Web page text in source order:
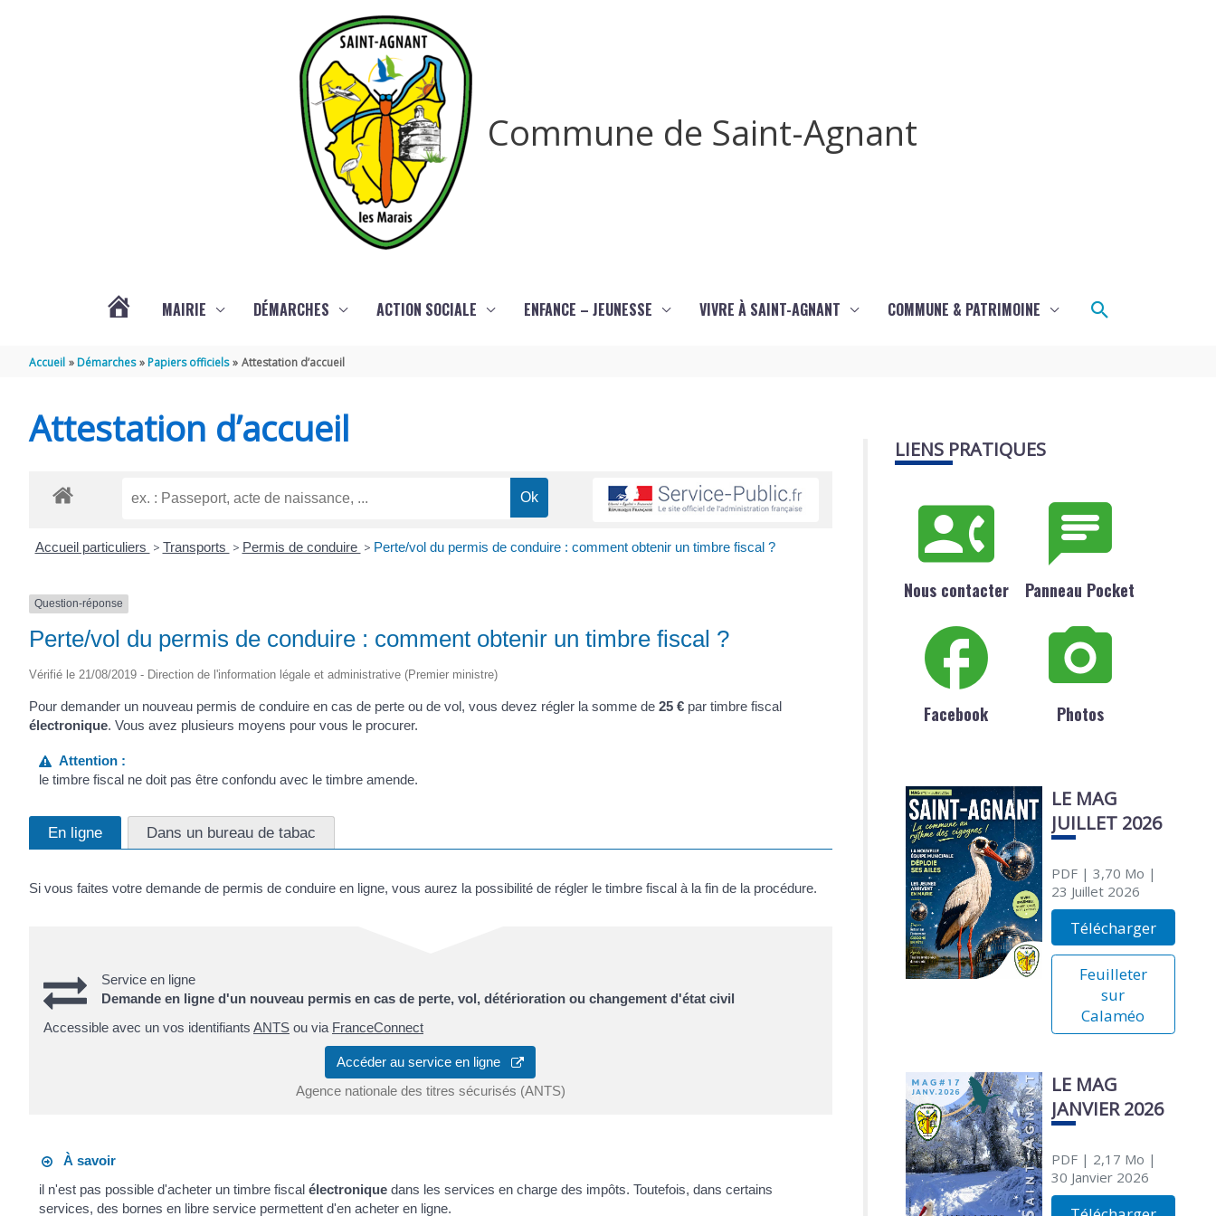
Commune de Saint-Agnant
MAIRIE DÉMARCHES ACTION SOCIALE ENFANCE – JEUNESSE VIVRE À SAINT-AGNANT COMMUNE & PATRIMOINE Rechercher
Accueil Démarches Papiers officiels Attestation d’accueil
Attestation d’accueil
Accueil particuliers > Transports > Permis de conduire > Perte/vol du permis de conduire : comment obtenir un timbre fiscal ?
Question-réponse
Perte/vol du permis de conduire : comment obtenir un timbre fiscal ?
Vérifié le 21/08/2019 - Direction de l'information légale et administrative (Premier ministre)
Pour demander un nouveau permis de conduire en cas de perte ou de vol, vous devez régler la somme de 25 € par timbre fiscal
électronique. Vous avez plusieurs moyens pour vous le procurer.
Attention :
le timbre fiscal ne doit pas être confondu avec le timbre amende.
En ligne Dans un bureau de tabac
Si vous faites votre demande de permis de conduire en ligne, vous aurez la possibilité de régler le timbre fiscal à la fin de la procédure.
Service en ligne
Demande en ligne d'un nouveau permis en cas de perte, vol, détérioration ou changement d'état civil
Accessible avec un vos identifiants ANTS ou via FranceConnect
Accéder au service en ligne
Agence nationale des titres sécurisés (ANTS)
À savoir
il n'est pas possible d'acheter un timbre fiscalélectronique dans les services en charge des impôts. Toutefois, dans certains
services, des bornes en libre service permettent d'en acheter en ligne.
LIENS PRATIQUES
Nous contacter Panneau Pocket
Facebook Photos
LE MAG
JUILLET 2026
PDF| 3,70 Mo |
23 Juillet 2026
Télécharger
Feuilleter
sur
Calaméo
LE MAG
JANVIER 2026
PDF| 2,17 Mo |
30 Janvier 2026